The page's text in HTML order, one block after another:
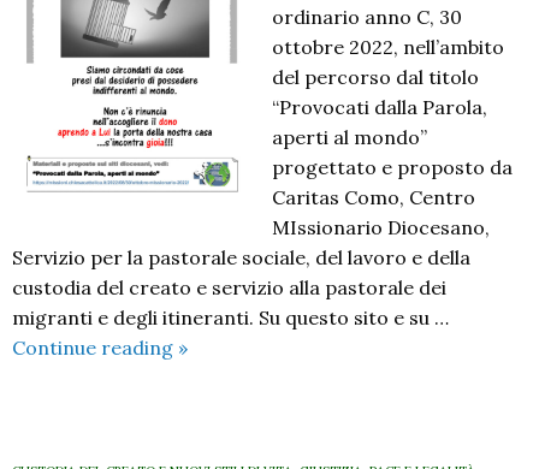
ordinario anno C, 30
ottobre 2022, nell’ambito
del percorso dal titolo
“Provocati dalla Parola,
aperti al mondo”
progettato e proposto da
Caritas Como, Centro
MIssionario Diocesano,
Servizio per la pastorale sociale, del lavoro e della
custodia del creato e servizio alla pastorale dei
migranti e degli itineranti. Su questo sito e su …
Continue reading Provocati
»